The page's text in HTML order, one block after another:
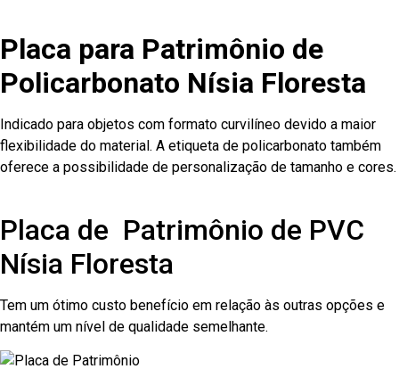
Placa para Patrimônio de
Policarbonato Nísia Floresta
Indicado para objetos com formato curvilíneo devido a maior
flexibilidade do material. A etiqueta de policarbonato também
oferece a possibilidade de personalização de tamanho e cores.
Placa de Patrimônio de PVC
Nísia Floresta
Tem um ótimo custo benefício em relação às outras opções e
mantém um nível de qualidade semelhante.